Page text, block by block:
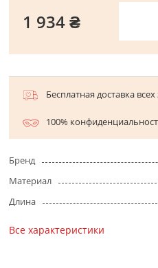
1 934 ₴
Бесплатная доставка всех
100%
Бренд
Материал
Длина
Все характеристики